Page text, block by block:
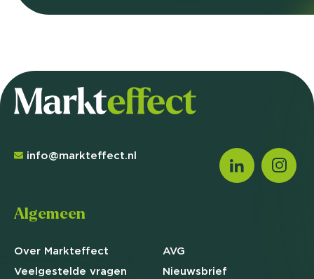
info@markteffect.nl
Algemeen
Over Markteffect
Veelgestelde vragen
AVG
Nieuwsbrief